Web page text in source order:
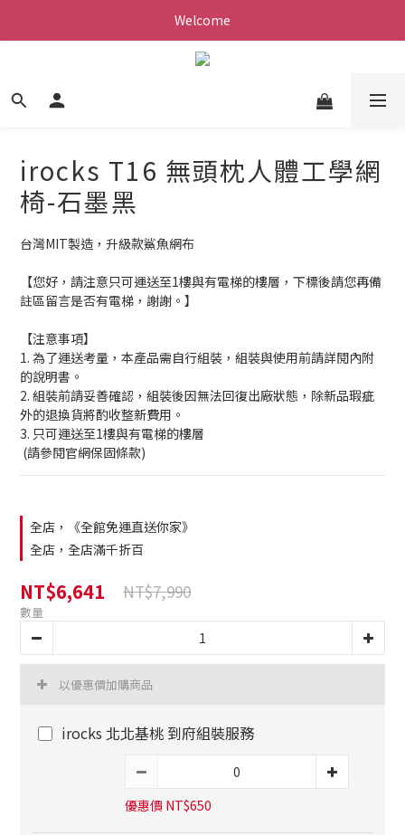
Welcome
irocks T16 無頭枕人體工學網
椅-石墨黑
台灣MIT製造，升級款鯊魚網布
【您好，請注意只可運送至1樓與有電梯的樓層，下標後請您再備
註區留言是否有電梯，謝謝。】
【注意事項】
1. 為了運送考量，本產品需自行組裝，組裝與使用前請詳閱內附
的說明書。
2. 組裝前請妥善確認，組裝後因無法回復出廠狀態，除新品瑕疵
外的退換貨將酌收整新費用。
3. 只可運送至1樓與有電梯的樓層
(請參閱官網保固條款)
全店，《全館免運直送你家》
全店，全店滿千折百
NT$6,641 NT$7,990
數量
以優惠價加購商品
irocks 北北基桃 到府組裝服務
優惠價 NT$650